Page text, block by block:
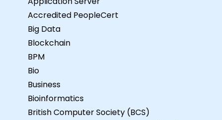
Accredited PeopleCert
Big Data
Blockchain
BPM
Bio
Business
Bioinformatics
British Computer Society (BCS)